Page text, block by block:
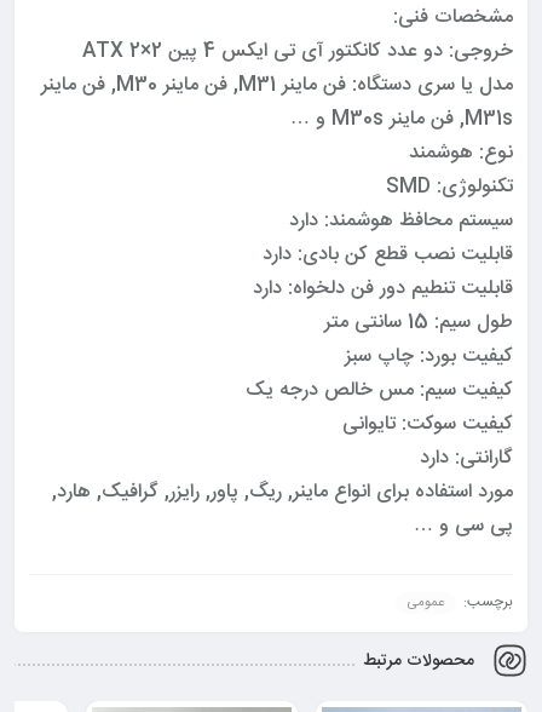
مشخصات فنی:
خروجی: دو عدد کانکتور آی تی ایکس 4 پین ATX 2×2
مدل یا سری دستگاه: فن ماینر M31, فن ماینر M30, فن ماینر
M31s, فن ماینر M30s و …
نوع: هوشمند
تکنولوژی: SMD
سیستم محافظ هوشمند: دارد
قابلیت نصب قطع کن بادی: دارد
قابلیت تنطیم دور فن دلخواه: دارد
طول سیم: 15 سانتی متر
کیفیت بورد: چاپ سبز
کیفیت سیم: مس خالص درجه یک
کیفیت سوکت: تایوانی
گارانتی: دارد
مورد استفاده برای انواع ماینر, ریگ, پاور, رایزر, گرافیک, هارد,
پی سی و …
برچسب: عمومی
محصولات مرتبط